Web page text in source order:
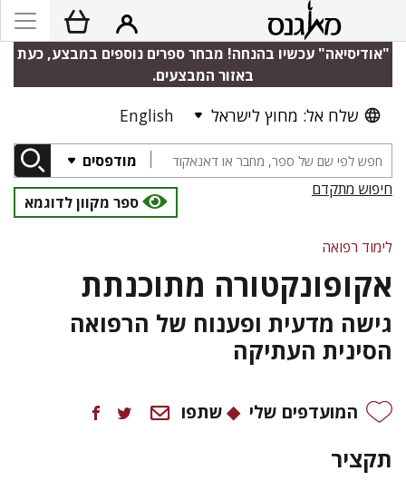
"אודיסיאה" עכשיו בהנחה! מבחר ספרים נוספים במבצע, כעת
באזור המבצעים.
שלח אל: מחוץ לישראל English
מודפסים
חיפוש מתקדם
ספר מקוון לדוגמא
לימוד רפואה
אקופונקטורה מתוכנתת
גישה מדעית ופענוח של הרפואה
הסינית העתיקה
המועדפים שלי שתפו
תקציר